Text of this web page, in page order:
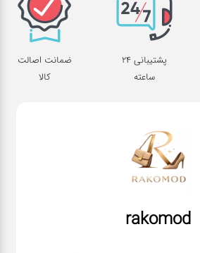
پشتیبانی 24
ساعته
ضمانت اصالت
کالا
rakomod